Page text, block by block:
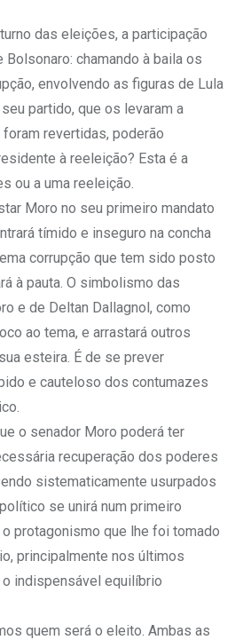
das eleições, a participação
Bolsonaro: chamando à baila os
envolvendo as figuras de Lula
partido, que os levaram a
revertidas, poderão
à reeleição? Esta é a
ou a uma reeleição.
Moro no seu primeiro mandato
tímido e inseguro na concha
corrupção que tem sido posto
à pauta. O simbolismo das
e de Deltan Dallagnol, como
ao tema, e arrastará outros
esteira. É de se prever
e cauteloso dos contumazes
o senador Moro poderá ter
recuperação dos poderes
sistematicamente usurpados
se unirá num primeiro
protagonismo que lhe foi tomado
principalmente nos últimos
indispensável equilíbrio
quem será o eleito. Ambas as